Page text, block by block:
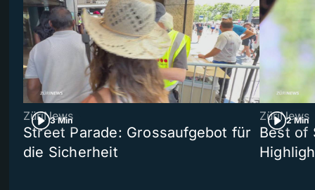
3 Min
ZüriNews
Street Parade: Grossaufgebot für
die Sicherheit
2 Min
ZüriNews
Best of